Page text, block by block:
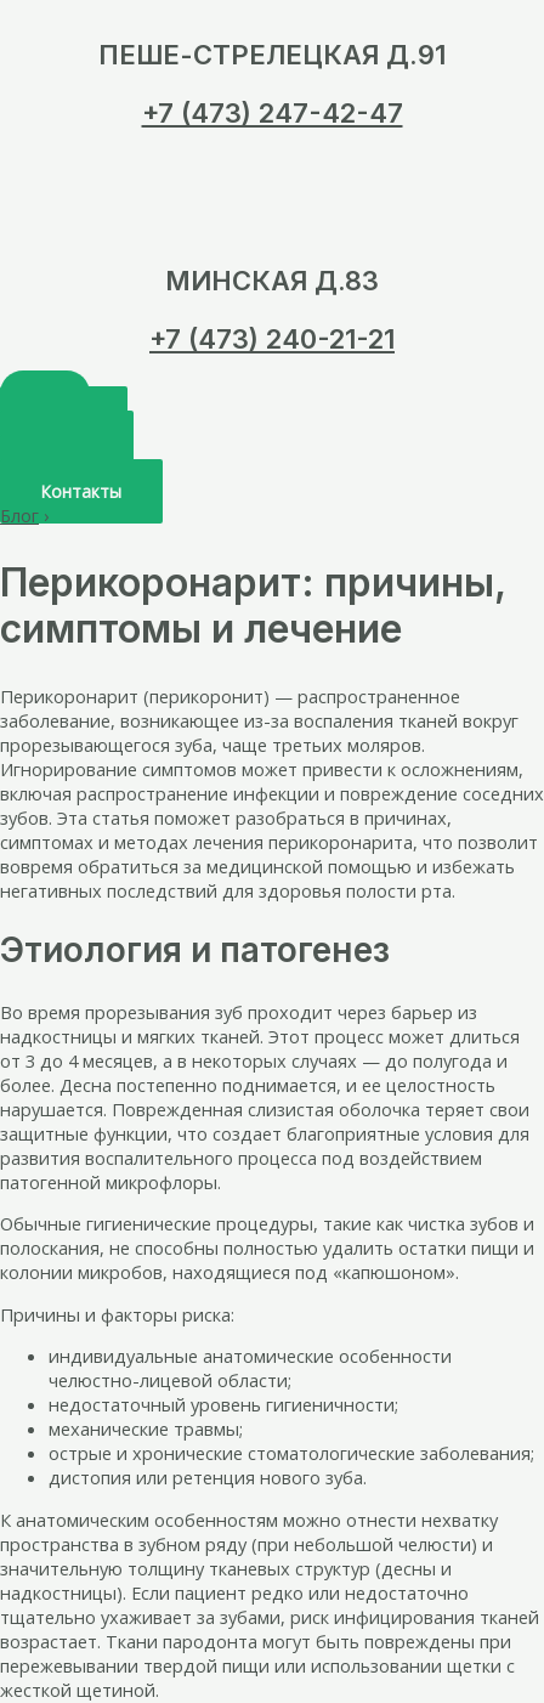
ПЕШЕ-СТРЕЛЕЦКАЯ Д.91
+7 (473) 247-42-47
МИНСКАЯ Д.83
+7 (473) 240-21-21
Контакты
Блог ›
Перикоронарит: причины,
симптомы и лечение
Перикоронарит (перикоронит) — распространенное
заболевание, возникающее из-за воспаления тканей вокруг
прорезывающегося зуба, чаще третьих моляров.
Игнорирование симптомов может привести к осложнениям,
включая распространение инфекции и повреждение соседних
зубов. Эта статья поможет разобраться в причинах,
симптомах и методах лечения перикоронарита, что позволит
вовремя обратиться за медицинской помощью и избежать
негативных последствий для здоровья полости рта.
Этиология и патогенез
Во время прорезывания зуб проходит через барьер из
надкостницы и мягких тканей. Этот процесс может длиться
от 3 до 4 месяцев, а в некоторых случаях — до полугода и
более. Десна постепенно поднимается, и ее целостность
нарушается. Поврежденная слизистая оболочка теряет свои
защитные функции, что создает благоприятные условия для
развития воспалительного процесса под воздействием
патогенной микрофлоры.
Обычные гигиенические процедуры, такие как чистка зубов и
полоскания, не способны полностью удалить остатки пищи и
колонии микробов, находящиеся под «капюшоном».
Причины и факторы риска:
индивидуальные анатомические особенности
челюстно-лицевой области;
недостаточный уровень гигиеничности;
механические травмы;
острые и хронические стоматологические заболевания;
дистопия или ретенция нового зуба.
К анатомическим особенностям можно отнести нехватку
пространства в зубном ряду (при небольшой челюсти) и
значительную толщину тканевых структур (десны и
надкостницы). Если пациент редко или недостаточно
тщательно ухаживает за зубами, риск инфицирования тканей
возрастает. Ткани пародонта могут быть повреждены при
пережевывании твердой пищи или использовании щетки с
жесткой щетиной.